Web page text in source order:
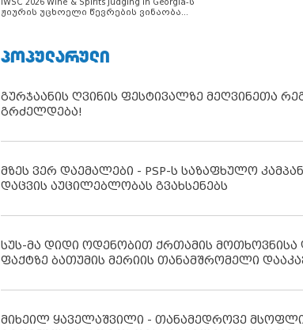
IWSC 2026 Wine & Spirits Judging in Georgia-ს
ჟიურის უცხოელი წევრების ვინაობა
ᲞᲝᲞᲣᲚᲐᲠᲣᲚᲘ
გურჯაანის ღვინის ფესტივალზე მეღვინეთა
გრძელდება!
მზეს ვერ დაემალები - PSP-ს საზაფხულო
დაცვის აუცილებლობას გვახსენებს
სუს-მა დიდი ოდენობით ქრთამის მოთხოვნისა
ფაქტზე ბათუმის მერიის თანამშრომელი
მიხეილ ყაველაშვილი - თანამედროვე